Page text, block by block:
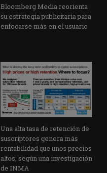
Bloomberg Media reorienta
su estrategia publicitaria para
enfocarse más en el usuario
Una alta tasa de retención de
suscriptores genera más
rentabilidad que unos precios
altos, según una investigación
de INMA